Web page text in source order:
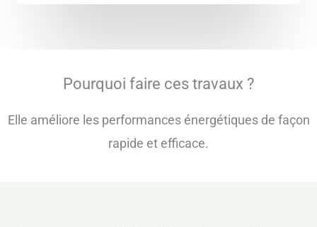
t
k
i
Pourquoi faire ces travaux ?​
Elle améliore les performances énergétiques de façon
rapide et efficace.